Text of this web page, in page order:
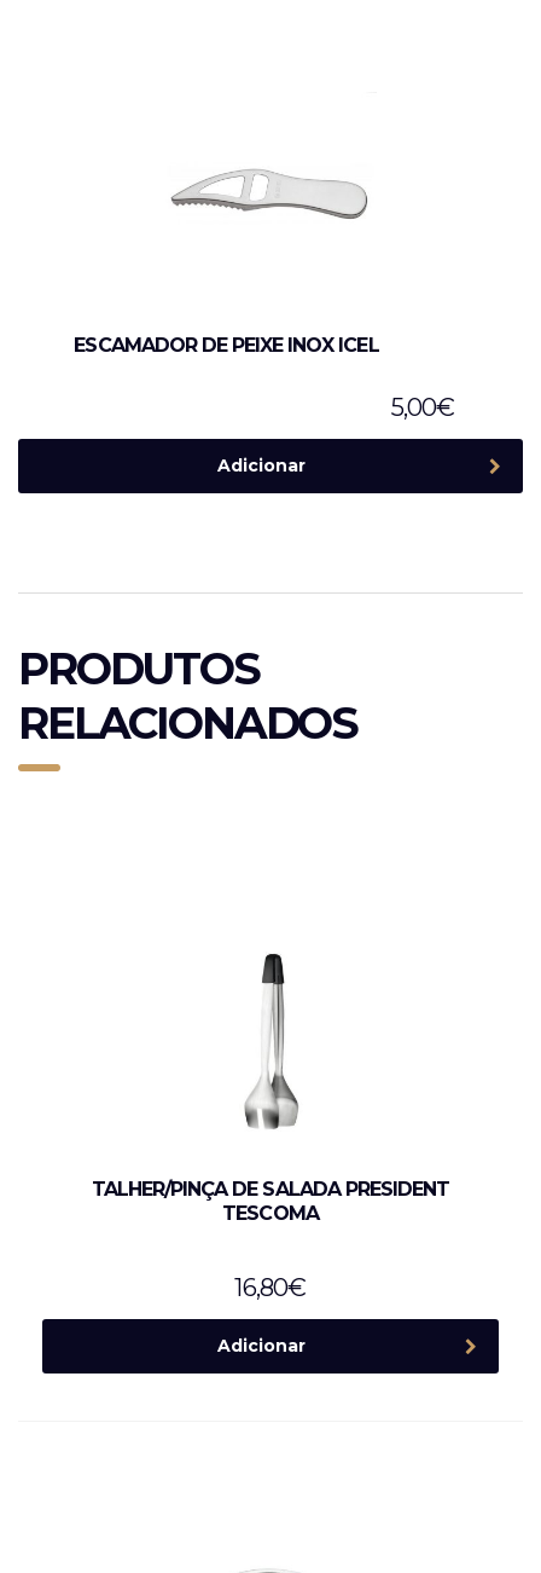
ESCAMADOR DE PEIXE INOX ICEL
5,00€
Adicionar
PRODUTOS
RELACIONADOS
TALHER/PINÇA DE SALADA PRESIDENT
TESCOMA
16,80€
Adicionar